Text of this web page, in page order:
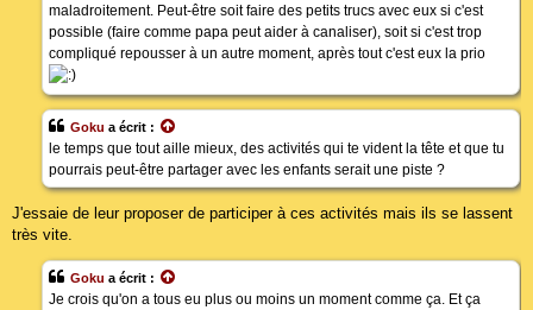
maladroitement. Peut-être soit faire des petits trucs avec eux si c'est
possible (faire comme papa peut aider à canaliser), soit si c'est trop
compliqué repousser à un autre moment, après tout c'est eux la prio
Goku a écrit :
le temps que tout aille mieux, des activités qui te vident la tête et que tu
pourrais peut-être partager avec les enfants serait une piste ?
J'essaie de leur proposer de participer à ces activités mais ils se lassent
très vite.
Goku a écrit :
Je crois qu'on a tous eu plus ou moins un moment comme ça. Et ça